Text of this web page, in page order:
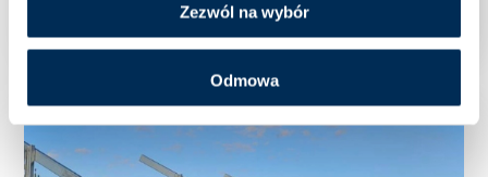
Zezwól na wybór
Odmowa